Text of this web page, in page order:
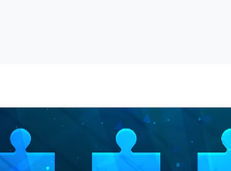
extensión del navegador o el
enlaces y a utilizar potentes
rápido para gestionarlo todo con